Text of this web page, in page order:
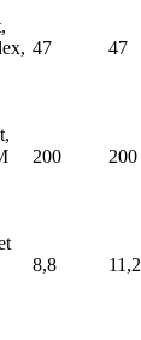
47 47
200 200
8,8 11,2